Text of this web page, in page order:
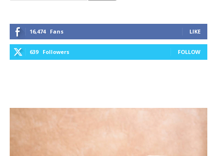
16,474 Fans LIKE
639 Followers FOLLOW